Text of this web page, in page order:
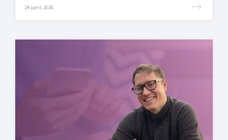
24 april, 2026